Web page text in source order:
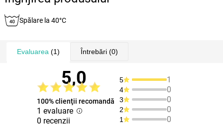
Spălare la 40°C
Evaluarea (1) Întrebări(0)
5,0
100% clienţii recomandă
1 evaluare
0 recenzii
5 1
4 0
3 0
2 0
1 0